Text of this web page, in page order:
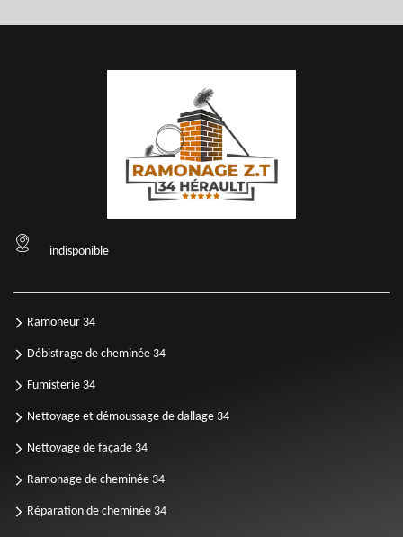
indisponible
Ramoneur 34
Débistrage de cheminée 34
Fumisterie 34
Nettoyage et démoussage de dallage 34
Nettoyage de façade 34
Ramonage de cheminée 34
Réparation de cheminée 34